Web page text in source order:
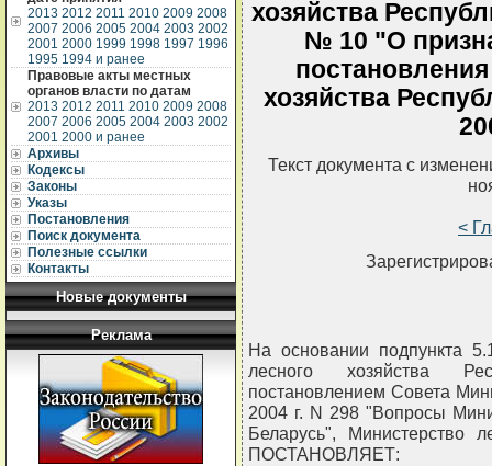
2013 2012 2011 2010 2009 2008
2007 2006 2005 2004 2003 2002
2001 2000 1999 1998 1997 1996
1995 1994 и ранее
Правовые акты местных
органов власти по датам
2013 2012 2011 2010 2009 2008
2007 2006 2005 2004 2003 2002
2001 2000 и ранее
Архивы
Кодексы
Законы
Указы
Постановления
Поиск документа
Полезные ссылки
Контакты
Новые документы
Реклама
хозяйства
№ 10 "О
хозяйства
Текст документа с
<
На основании подпункта
лесного хозяйства
постановлением Совета
2004 г. N 298 "Вопросы
Беларусь", Министерство
ПОСТАНОВЛЯЕТ: